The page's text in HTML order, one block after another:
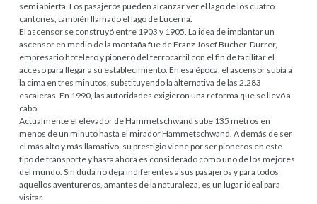
semi abierta. Los pasajeros pueden alcanzar ver el lago de los cuatro
cantones, también llamado el lago de Lucerna.
El ascensor se construyó entre 1903 y 1905. La idea de implantar un
ascensor en medio de la montaña fue de Franz Josef Bucher-Durrer,
empresario hotelero y pionero del ferrocarril con el fin de facilitar el
acceso para llegar a su establecimiento. En esa época, el ascensor subía a
la cima en tres minutos, substituyendo la alternativa de las 2.283
escaleras. En 1990, las autoridades exigieron una reforma que se llevó a
cabo.
Actualmente el elevador de Hammetschwand sube 135 metros en
menos de un minuto hasta el mirador Hammetschwand. A demás de ser
el más alto y más llamativo, su prestigio viene por ser pioneros en este
tipo de transporte y hasta ahora es considerado como uno de los mejores
del mundo. Sin duda no deja indiferentes a sus pasajeros y para todos
aquellos aventureros, amantes de la naturaleza, es un lugar ideal para
visitar.